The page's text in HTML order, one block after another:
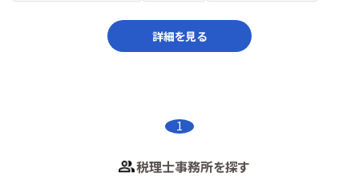
詳細を見る
1
税理士事務所を探す